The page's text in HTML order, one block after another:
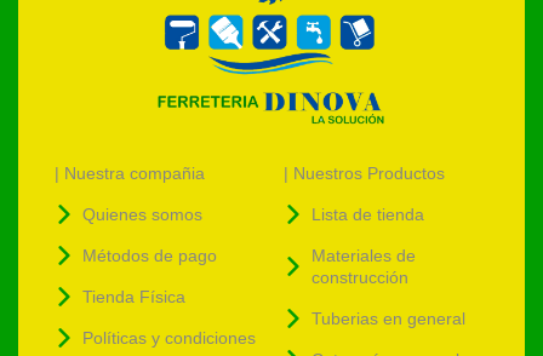
| Nuestra compañia
Quienes somos
Métodos de pago
Tienda Física
Políticas y condiciones
| Nuestros Productos
Lista de tienda
Materiales de
construcción
Tuberias en general